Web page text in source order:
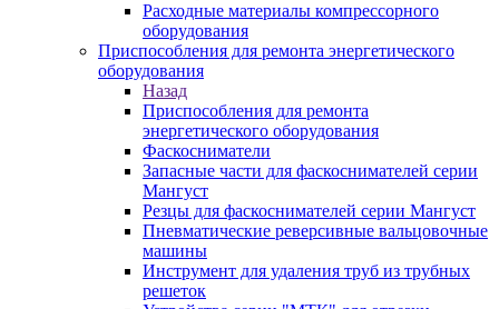
Расходные материалы компрессорного
оборудования
Приспособления для ремонта энергетического
оборудования
Назад
Приспособления для ремонта
энергетического оборудования
Фаскосниматели
Запасные части для фаскоснимателей серии
Мангуст
Резцы для фаскоснимателей серии Мангуст
Пневматические реверсивные вальцовочные
машины
Инструмент для удаления труб из трубных
решеток